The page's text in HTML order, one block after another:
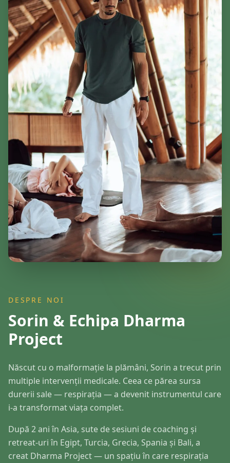
DESPRE NOI
Sorin & Echipa Dharma
Project
Născut cu o malformație la plămâni, Sorin a trecut prin
multiple intervenții medicale. Ceea ce părea sursa
durerii sale — respirația — a devenit instrumentul care
i-a transformat viața complet.
După 2 ani în Asia, sute de sesiuni de coaching și
retreat-uri în Egipt, Turcia, Grecia, Spania și Bali, a
creat Dharma Project — un spațiu în care respirația